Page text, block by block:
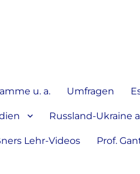
u. a. Umfragen
Russland-Ukraine
Lehr-Videos Prof.